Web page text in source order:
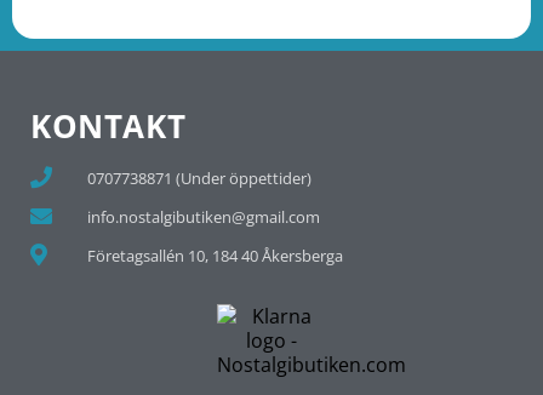
KONTAKT
0707738871 (Under öppettider)
info.nostalgibutiken@gmail.com
Företagsallén 10, 184 40 Åkersberga